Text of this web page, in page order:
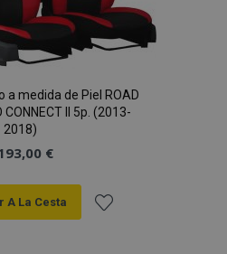
a medida de Piel ROAD
CONNECT II 5p. (2013-
2018)
€
A La Cesta